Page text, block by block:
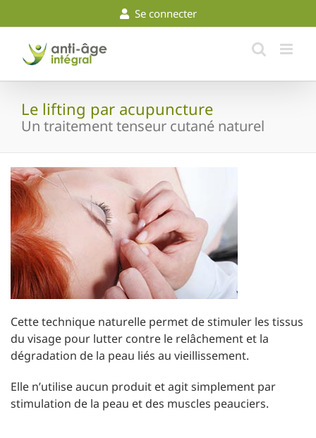
to
content
Se connecter
Le lifting par acupuncture
Un traitement tenseur cutané naturel
Cette technique naturelle permet de stimuler les tissus
du visage pour lutter contre le relâchement et la
dégradation de la peau liés au vieillissement.
Elle n’utilise aucun produit et agit simplement par
stimulation de la peau et des muscles peauciers.